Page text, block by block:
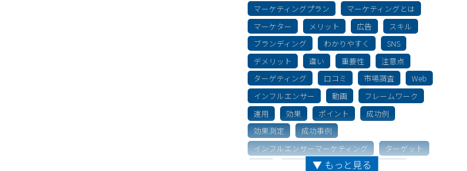
マーケティングプラン
マーケティングとは
マーケター
メリット 広告
スキル
ブランディング
わかりやすく
SNS
デメリット
違い 重要性
注意点
ターゲティング
口コミ 市場調査
Web
インフルエンサー
動画
フレームワーク
運用
効果 ポイント
成功例
効果測定
成功事例
インフルエンサーマーケティング
ターゲット
キャリア ソーシャルメディア
▼ もっと見る